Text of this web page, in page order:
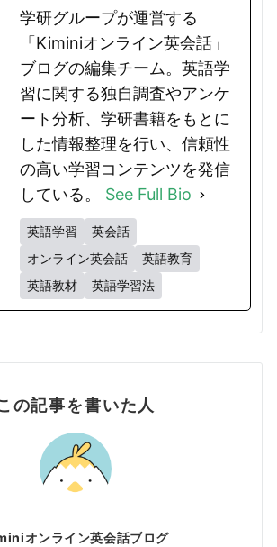
学研グループが運営する
「Kiminiオンライン英会話」
ブログの編集チーム。英語学
習に関する独自調査やアンケ
ート分析、学研書籍をもとに
した情報整理を行い、信頼性
の高い学習コンテンツを発信
している。 See Full Bio
英語学習
英会話
オンライン英会話
英語教育
英語教材
英語学習法
の記事を書いた人
オンライン英会話ブログ